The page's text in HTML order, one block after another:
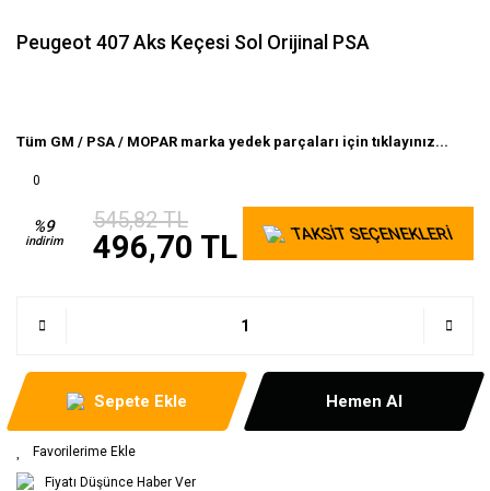
Peugeot 407 Aks Keçesi Sol Orijinal PSA
Tüm GM / PSA / MOPAR marka yedek parçaları için tıklayınız...
0
%9
indirim
545,82 TL
496,70 TL TAKSİT SEÇENEKLERİ
Sepete Ekle Hemen Al
Fiyatı Düşünce Haber Ver